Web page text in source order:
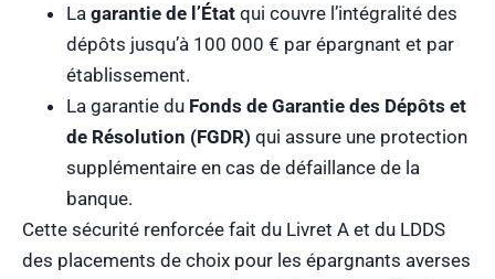
La garantie de l’État qui couvre l’intégralité des
dépôts jusqu’à 100 000 € par épargnant et par
établissement.
La garantie du Fonds de Garantie des Dépôts et
de Résolution (FGDR) qui assure une protection
supplémentaire en cas de défaillance de la
banque.
Cette sécurité renforcée fait du Livret A et du LDDS
des placements de choix pour les épargnants averses